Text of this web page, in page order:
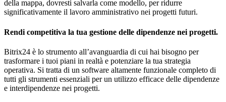
della mappa, dovresti salvarla come modello, per ridurre
significativamente il lavoro amministrativo nei progetti futuri.
Rendi competitiva la tua gestione delle dipendenze nei progetti.
Bitrix24 è lo strumento all’avanguardia di cui hai bisogno per
trasformare i tuoi piani in realtà e potenziare la tua strategia
operativa. Si tratta di un software altamente funzionale completo di
tutti gli strumenti essenziali per un utilizzo efficace delle dipendenze
e interdipendenze nei progetti.